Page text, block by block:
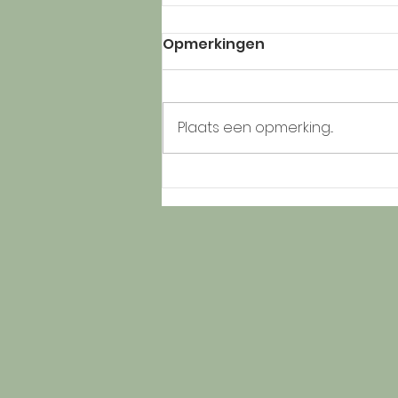
Fazanten bij de B
Opmerkingen
Plaats een opmerking...